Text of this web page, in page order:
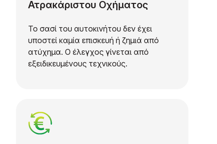
Ατρακάριστου Οχήματος
Το σασί του αυτοκινήτου δεν έχει
υποστεί καμία επισκευή ή ζημιά από
ατύχημα. Ο έλεγχος γίνεται από
εξειδικευμένους τεχνικούς.